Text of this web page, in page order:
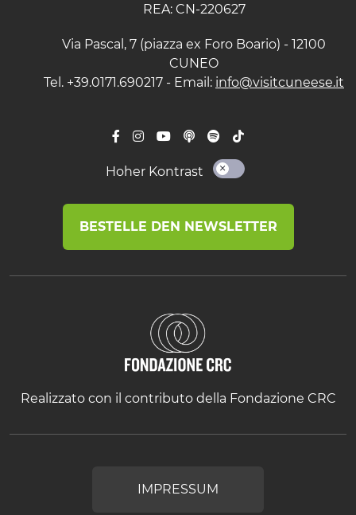
REA: CN-220627
Via Pascal, 7 (piazza ex Foro Boario) - 12100
CUNEO
Tel. +39.0171.690217 - Email: info@visitcuneese.it
Hoher Kontrast
BESTELLE DEN NEWSLETTER
Realizzato con il contributo della Fondazione CRC
IMPRESSUM